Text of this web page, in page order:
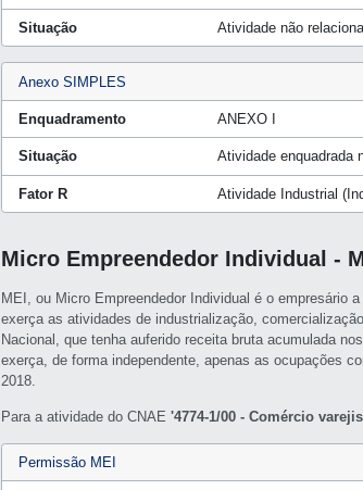
Situação Atividade não
Anexo SIMPLES
Enquadramento ANEXO I
Situação Atividade enquadrada
Fator R Atividade Industrial
Micro Empreendedor Individual -
MEI, ou Micro Empreendedor Individual é o empresário
exerça as atividades de industrialização,
Nacional, que tenha auferido receita bruta acumulada
exerça, de forma independente, apenas as ocupações
2018.
Para a atividade do CNAE'4774-1/00 - Comércio
Permissão MEI